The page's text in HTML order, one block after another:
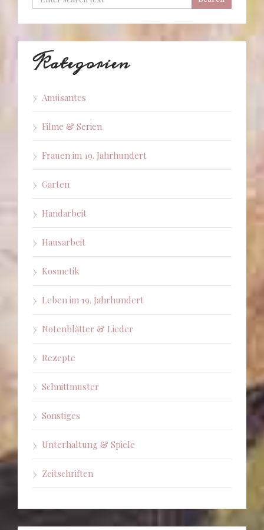
Kategorien
Amüsantes
Filme & Serien
Frauen im 19. Jahrhundert
Garten
Handarbeit
Hausarbeit
Kosmetik
Leben im 19. Jahrhundert
Notenblätter & Lieder
Rezepte
Schnittmuster
Sonstiges
Unterhaltung & Spiele
Zeitschriften